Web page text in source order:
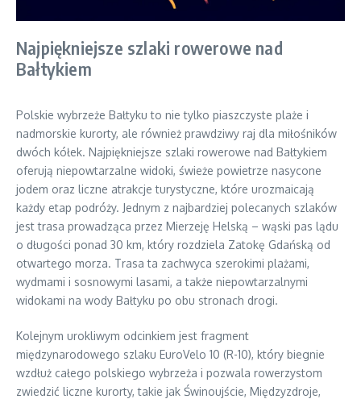
Najpiękniejsze szlaki rowerowe nad
Bałtykiem
Polskie wybrzeże Bałtyku to nie tylko piaszczyste plaże i
nadmorskie kurorty, ale również prawdziwy raj dla miłośników
dwóch kółek. Najpiękniejsze szlaki rowerowe nad Bałtykiem
oferują niepowtarzalne widoki, świeże powietrze nasycone
jodem oraz liczne atrakcje turystyczne, które urozmaicają
każdy etap podróży. Jednym z najbardziej polecanych szlaków
jest trasa prowadząca przez Mierzeję Helską – wąski pas lądu
o długości ponad 30 km, który rozdziela Zatokę Gdańską od
otwartego morza. Trasa ta zachwyca szerokimi plażami,
wydmami i sosnowymi lasami, a także niepowtarzalnymi
widokami na wody Bałtyku po obu stronach drogi.
Kolejnym urokliwym odcinkiem jest fragment
międzynarodowego szlaku EuroVelo 10 (R-10), który biegnie
wzdłuż całego polskiego wybrzeża i pozwala rowerzystom
zwiedzić liczne kurorty, takie jak Świnoujście, Międzyzdroje,